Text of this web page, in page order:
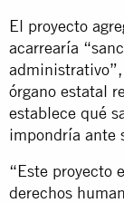
El proyecto
acarrearía
órgano estatal
establece qué
impondría ante
“Este proyecto
derechos